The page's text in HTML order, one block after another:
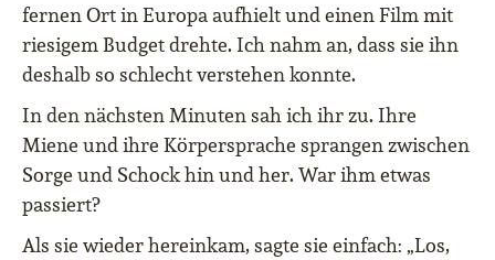
fernen Ort in Europa aufhielt und einen Film mit
riesigem Budget drehte. Ich nahm an, dass sie ihn
deshalb so schlecht verstehen konnte.
In den nächsten Minuten sah ich ihr zu. Ihre
Miene und ihre Körpersprache sprangen zwischen
Sorge und Schock hin und her. War ihm etwas
passiert?
Als sie wieder hereinkam, sagte sie einfach: „Los,